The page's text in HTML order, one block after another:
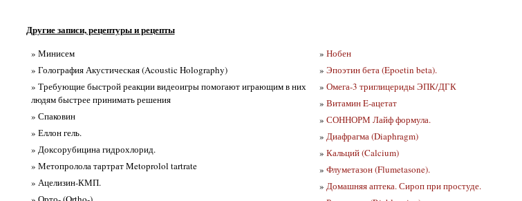
Другие записи, рецептуры и рецепты
» Минисем
» Голография Акустическая (Acoustic Holography)
» Требующие быстрой реакции видеоигры помогают играющим в них
людям быстрее принимать решения
» Спаковин
» Еллон гель.
» Доксорубицина гидрохлорид.
» Метопролола тартрат Metoprolol tartrate
» Ацелизин-КМП.
» Нобен
» Эпоэтин бета (Epoetin beta).
» Омега-3 триглицериды ЭПК/ДГК
» Витамин E-ацетат
» СОННОРМ Лайф формула.
» Диафрагма (Diaphragm)
» Кальций (Calcium)
» Флуметазон (Flumetasone).
» Домашняя аптека. Сироп при простуде.